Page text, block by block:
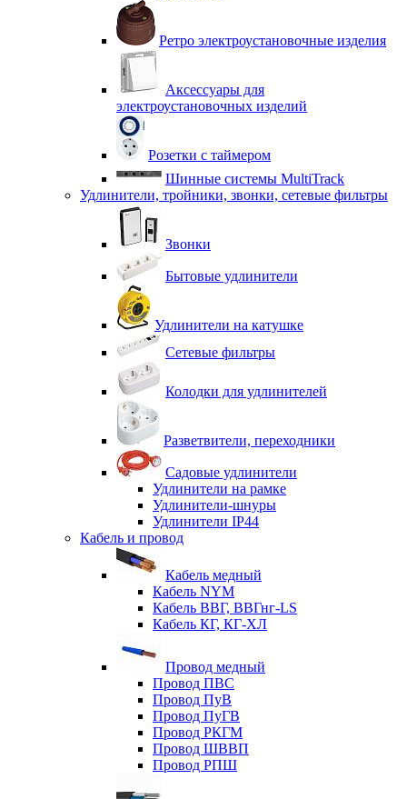
Ретро электроустановочные изделия
Аксессуары для
электроустановочных изделий
Розетки с таймером
Шинные системы MultiTrack
Удлинители, тройники, звонки, сетевые фильтры
Звонки
Бытовые удлинители
Удлинители на катушке
Сетевые фильтры
Колодки для удлинителей
Разветвители, переходники
Садовые удлинители
Удлинители на рамке
Удлинители-шнуры
Удлинители IP44
Кабель и провод
Кабель медный
Кабель NYM
Кабель ВВГ, ВВГнг-LS
Кабель КГ, КГ-ХЛ
Провод медный
Провод ПВС
Провод ПуВ
Провод ПуГВ
Провод РКГМ
Провод ШВВП
Провод РПШ